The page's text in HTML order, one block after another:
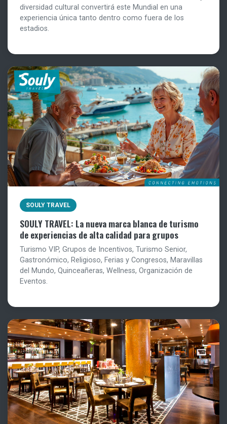
diversidad cultural convertirá este Mundial en una
experiencia única tanto dentro como fuera de los
estadios.
SOULY TRAVEL
SOULY TRAVEL: La nueva marca blanca de turismo
de experiencias de alta calidad para grupos
Turismo VIP, Grupos de Incentivos, Turismo Senior,
Gastronómico, Religioso, Ferias y Congresos, Maravillas
del Mundo, Quinceañeras, Wellness, Organización de
Eventos.